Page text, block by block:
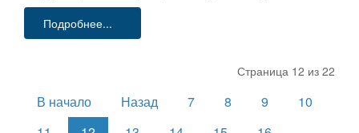
Подробнее...
Страница 12 из 22
В начало Назад 7 8 9
10